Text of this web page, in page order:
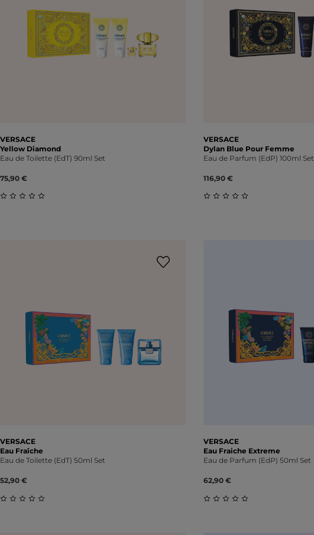
VERSACE
Yellow Diamond
Eau de Toilette (EdT) 90ml Set
75,90 €
VERSACE
Dylan Blue Pour Femme
Eau de Parfum (EdP) 100ml Set
116,90 €
VERSACE
Eau Fraîche
Eau de Toilette (EdT) 50ml Set
52,90 €
VERSACE
Eau Fraiche Extreme
Eau de Parfum (EdP) 50ml Set
62,90 €